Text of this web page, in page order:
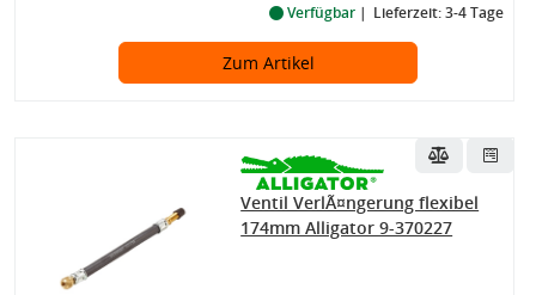
Verfügbar Lieferzeit: 3-4 Tage
Zum Artikel
Ventil VerlÃ¤ngerung flexibel
174mm Alligator 9-370227